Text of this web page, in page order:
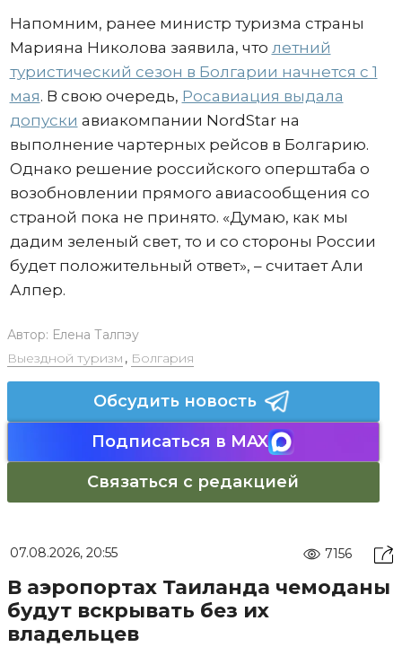
Напомним, ранее министр туризма страны
Марияна Николова заявила, что летний
туристический сезон в Болгарии начнется с 1
мая. В свою очередь, Росавиация выдала
допуски авиакомпании NordStar на
выполнение чартерных рейсов в Болгарию.
Однако решение российского оперштаба о
возобновлении прямого авиасообщения со
страной пока не принято. «Думаю, как мы
дадим зеленый свет, то и со стороны России
будет положительный ответ», – считает Али
Алпер.
Автор: Елена Талпэу
Выездной туризм , Болгария
Обсудить новость
Подписаться в MAX
Связаться с редакцией
07.08.2026, 20:55 7156
В аэропортах Таиланда чемоданы
будут вскрывать без их
владельцев